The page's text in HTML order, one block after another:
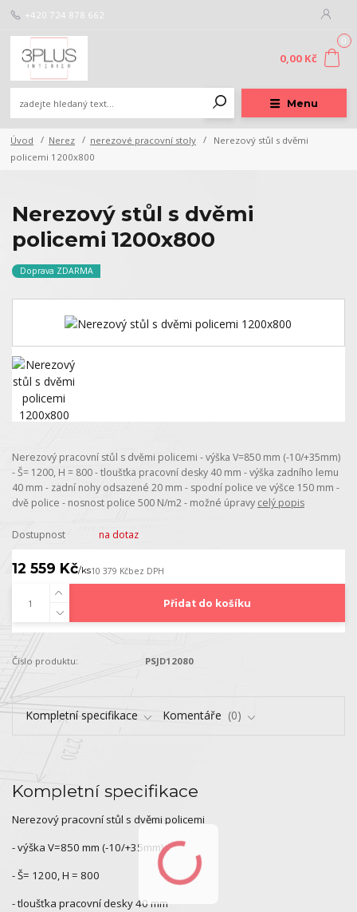
Menu
+420 724 878 662
0
0,00 Kč
Úvod Nerez nerezové pracovní stoly
Nerezový stůl s dvěmi
policemi 1200x800
Nerezový stůl s dvěmi
policemi 1200x800
Doprava ZDARMA
Nerezový pracovní stůl s dvěmi policemi - výška V=850 mm (-10/+35mm)
- Š= 1200, H = 800 - tloušťka pracovní desky 40 mm - výška zadního lemu
40 mm - zadní nohy odsazené 20 mm - spodní police ve výšce 150 mm -
dvě police - nosnost police 500 N/m2 - možné úpravy celý popis
Dostupnost na dotaz
12 559 Kč/ks10 379 Kčbez DPH
Přidat do košíku
Číslo produktu: PSJD12080
Kompletní specifikace Komentáře 0
Kompletní specifikace
Nerezový pracovní stůl s dvěmi policemi
- výška V=850 mm (-10/+35mm)
- Š= 1200, H = 800
- tloušťka pracovní desky 40 mm